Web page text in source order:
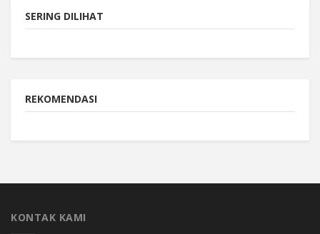
SERING DILIHAT
REKOMENDASI
KONTAK KAMI